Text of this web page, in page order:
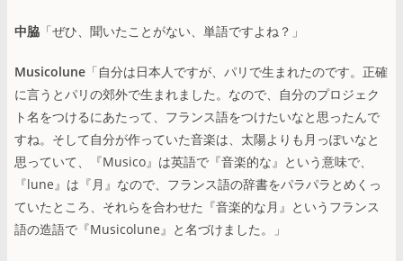
中脇 「ぜひ、聞いたことがない、単語ですよね？」
Musicolune 「自分は日本人ですが、パリで生まれたのです。正確
に言うとパリの郊外で生まれました。なので、自分のプロジェク
ト名をつけるにあたって、フランス語をつけたいなと思ったんで
すね。そして自分が作っていた音楽は、太陽よりも月っぽいなと
思っていて、『Musico』は英語で『音楽的な』という意味で、
『lune』は『月』なので、フランス語の辞書をパラパラとめくっ
ていたところ、それらを合わせた『音楽的な月』というフランス
語の造語で『Musicolune』と名づけました。」